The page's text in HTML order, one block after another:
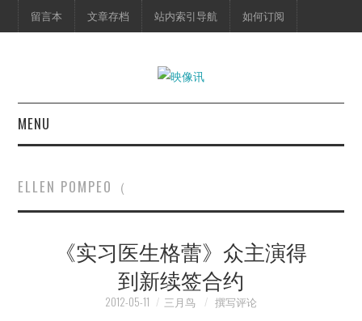
留言本 文章存档 站内索引导航 如何订阅
MENU
映像快讯
预告片
ELLEN POMPEO（
《实习医生格蕾》众主演得
到新续签合约
2012-05-11 三月鸟 撰写评论